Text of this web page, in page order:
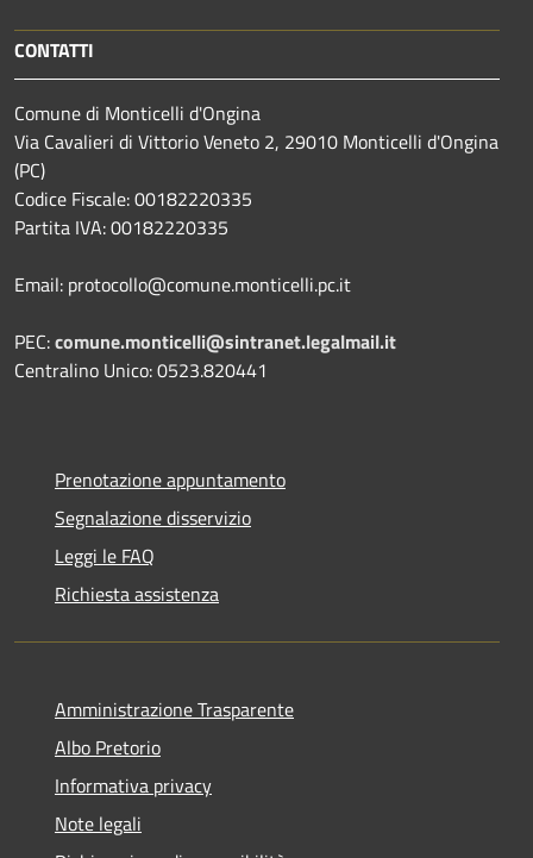
CONTATTI
Comune di Monticelli d'Ongina
Via Cavalieri di Vittorio Veneto 2, 29010 Monticelli d'Ongina
(PC)
Codice Fiscale: 00182220335
Partita IVA: 00182220335
Email: protocollo@comune.monticelli.pc.it
PEC:comune.monticelli@sintranet.legalmail.it
Centralino Unico: 0523.820441
Prenotazione appuntamento
Segnalazione disservizio
Leggi le FAQ
Richiesta assistenza
Amministrazione Trasparente
Albo Pretorio
Informativa privacy
Note legali